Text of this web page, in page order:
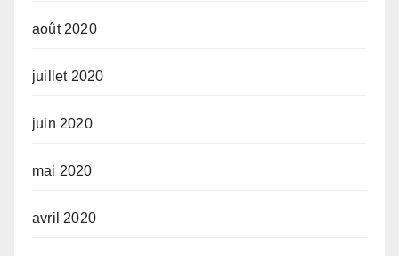
août 2020
juillet 2020
juin 2020
mai 2020
avril 2020